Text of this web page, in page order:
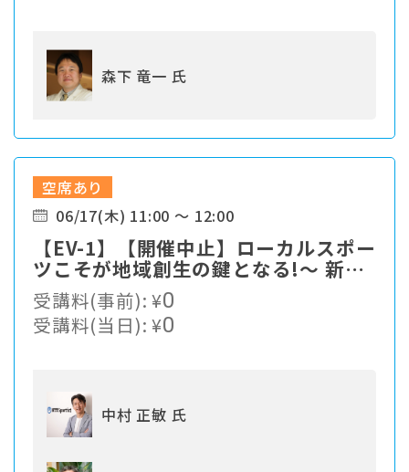
森下 竜一 氏
空席あり
06/17(木) 11:00 ～ 12:00
【EV-1】【開催中止】ローカルスポー
ツこそが地域創生の鍵となる!〜 新た
なスポーツソリューションの提案
受講料(事前):¥0
受講料(当日):¥0
中村 正敏 氏